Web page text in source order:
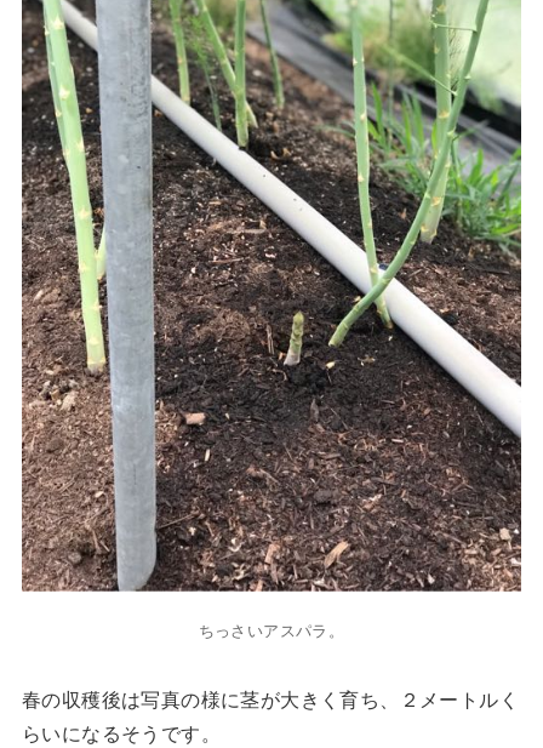
ちっさいアスパラ。
春の収穫後は写真の様に茎が大きく育ち、２メートルく
らいになるそうです。